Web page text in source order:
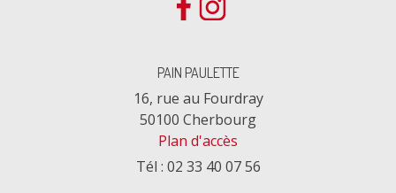
PAIN PAULETTE
16, rue au Fourdray
50100 Cherbourg
Plan d'accès
Tél : 02 33 40 07 56